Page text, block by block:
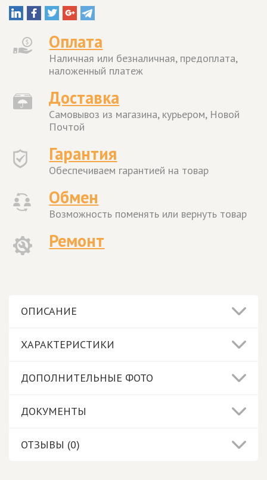
Оплата
Наличная или безналичная, предоплата,
наложенный платеж
Доставка
Самовывоз из магазина, курьером, Новой
Почтой
Гарантия
Обеспечиваем гарантией на товар
Обмен
Возможность поменять или вернуть товар
Ремонт
ОПИСАНИЕ
ХАРАКТЕРИСТИКИ
ДОПОЛНИТЕЛЬНЫЕ ФОТО
ДОКУМЕНТЫ
ОТЗЫВЫ (0)